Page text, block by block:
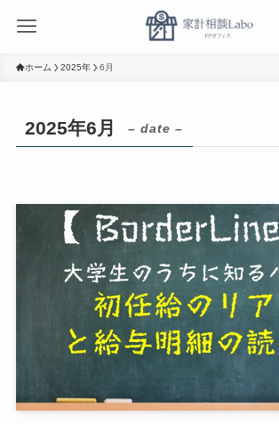
ホーム 2025年 6月
2025年6月 – date –